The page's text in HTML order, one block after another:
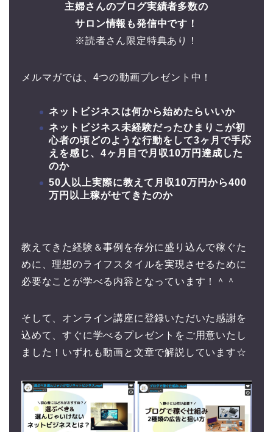
主婦さんのブログ実績者多数の
サロン情報も発信中です！
※読者さん限定特典あり！
メルマガでは、4つの動画プレゼント中！
ネットビジネスは何から始めたらいいか
ネットビジネス未経験だったひまりこが初
心者の頃どのような行動をして3ヶ月で手応
えを感じ、4ヶ月目で月収10万円達成した
のか
50人以上実際に教えて月収10万円から400
万円以上稼がせてきたのか
教えてきた経験＆事例を存分に盛り込んで稼ぐた
めに、理想のライフスタイルを実現させるために
必要なことが学べる内容となっています！＾＾
そして、オンライン講座に登録いただいた感謝を
込めて、すぐに学べるプレゼントをご用意いたし
ました！いずれも動画と文章で解説しています☆